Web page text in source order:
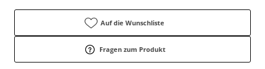
Auf die Wunschliste
Fragen zum Produkt